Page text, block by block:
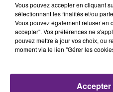
prochain de 8 h
professionnels et
pour le public,
Vous pouvez accepter en cliquant
sélectionnant les finalités et/ou
Vous pouvez également refuser en
accepter". Vos préférences ne
pouvez mettre à jour vos choix, ou
moment via le lien "Gérer les
Accepter